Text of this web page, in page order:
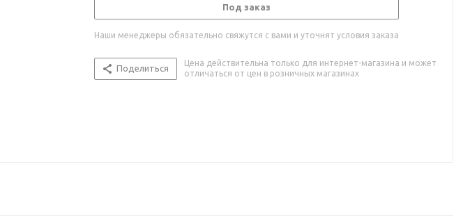
Под заказ
Наши менеджеры обязательно свяжутся с вами и уточнят условия заказа
Поделиться
Цена действительна только для интернет-магазина и может
отличаться от цен в розничных магазинах